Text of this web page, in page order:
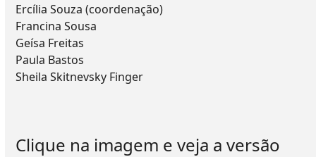
Ercília Souza (coordenação)
Francina Sousa
Geísa Freitas
Paula Bastos
Sheila Skitnevsky Finger
Clique na imagem e veja a versão